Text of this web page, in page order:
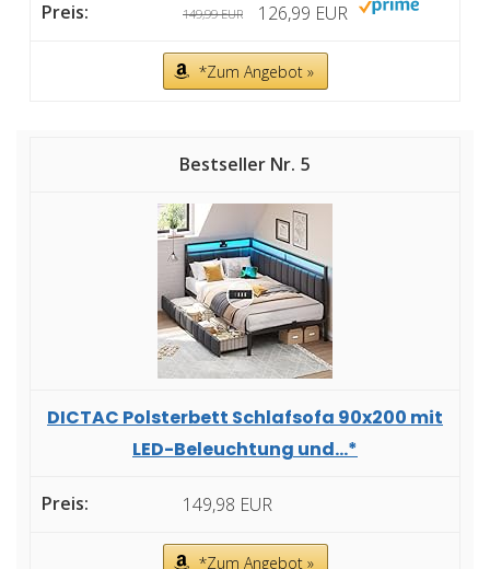
149,99 EUR 126,99 EUR
*Zum Angebot »
5
DICTAC Polsterbett Schlafsofa 90x200 mit
LED-Beleuchtung und...*
149,98 EUR
*Zum Angebot »